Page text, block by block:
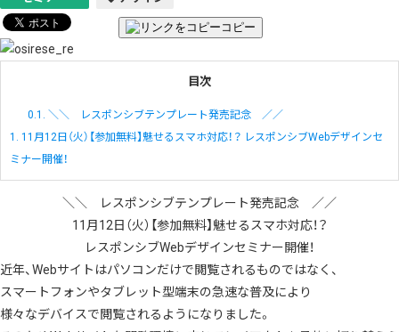
コピー
目次
0.1. ＼＼ レスポンシブテンプレート発売記念 ／／
1. 11月12日（火）【参加無料】魅せるスマホ対応！？ レスポンシブWebデザインセ
ミナー開催！
＼＼ レスポンシブテンプレート発売記念 ／／
11月12日（火）【参加無料】魅せるスマホ対応！？
レスポンシブWebデザインセミナー開催！
近年、Webサイトはパソコンだけで閲覧されるものではなく、
スマートフォンやタブレット型端末の急速な普及により
様々なデバイスで閲覧されるようになりました。